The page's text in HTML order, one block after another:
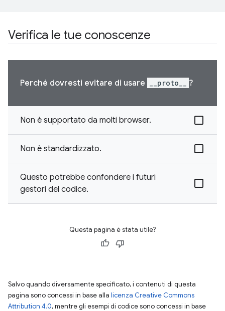
Verifica le tue conoscenze
Perché dovresti evitare di usare __proto__ ?
Non è supportato da molti browser.
Non è standardizzato.
Questo potrebbe confondere i futuri
gestori del codice.
Questa pagina è stata utile?
Salvo quando diversamente specificato, i contenuti di questa
pagina sono concessi in base alla licenza Creative Commons
Attribution 4.0, mentre gli esempi di codice sono concessi in base